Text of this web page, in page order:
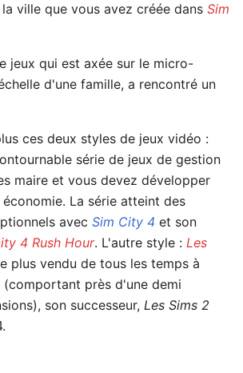
ville que vous avez créée dans Sim
jeux qui est axée sur le micro-
d'une famille, a rencontré un
ces deux styles de jeux vidéo :
série de jeux de gestion
maire et vous devez développer
La série atteint des
avec Sim City 4 et son
4 Rush Hour. L'autre style : Les
plus vendu de tous les temps à
près d'une demi
son successeur, Les Sims 2